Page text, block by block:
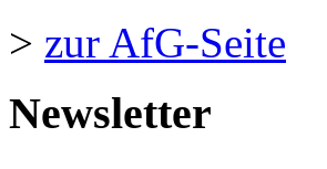
> zur AfG-Seite
Newsletter